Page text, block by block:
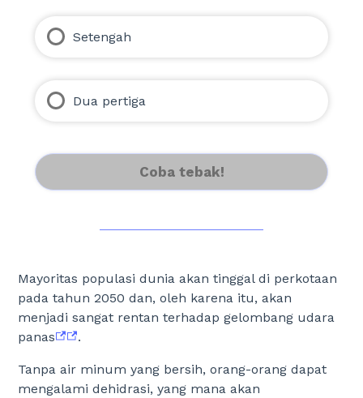
Setengah
Dua pertiga
Coba tebak!
Mayoritas populasi dunia akan tinggal di perkotaan
pada tahun 2050 dan, oleh karena itu, akan
menjadi sangat rentan terhadap gelombang udara
panas
.
Tanpa air minum yang bersih, orang-orang dapat
mengalami dehidrasi, yang mana akan